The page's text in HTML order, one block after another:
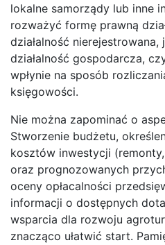
lokalne samorządy lub inne
rozważyć formę prawną
działalność nierejestrowana,
działalność gospodarcza,
wpłynie na sposób
księgowości.
Nie można zapominać o
Stworzenie budżetu,
kosztów inwestycji
oraz prognozowanych
oceny opłacalności
informacji o dostępnych
wsparcia dla rozwoju
znacząco ułatwić start.